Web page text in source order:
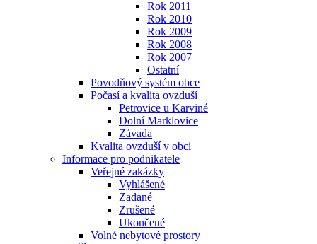
Rok 2011
Rok 2010
Rok 2009
Rok 2008
Rok 2007
Ostatní
Povodňový systém obce
Počasí a kvalita ovzduší
Petrovice u Karviné
Dolní Marklovice
Závada
Kvalita ovzduší v obci
Informace pro podnikatele
Veřejné zakázky
Vyhlášené
Zadané
Zrušené
Ukončené
Volné nebytové prostory